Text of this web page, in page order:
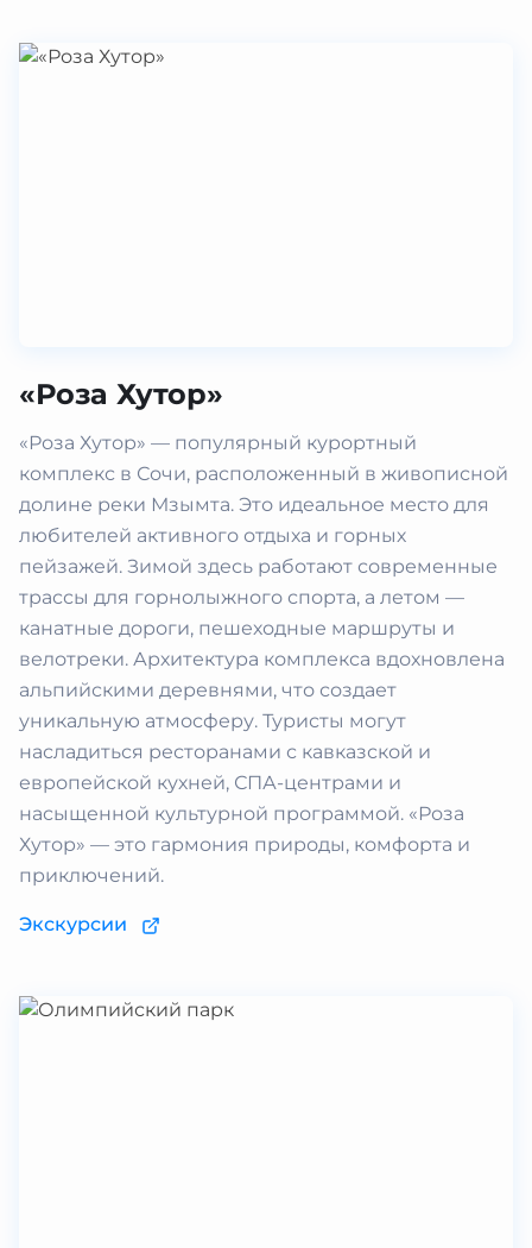
«Роза Хутор»
«Роза Хутор» — популярный курортный
комплекс в Сочи, расположенный в живописной
долине реки Мзымта. Это идеальное место для
любителей активного отдыха и горных
пейзажей. Зимой здесь работают современные
трассы для горнолыжного спорта, а летом —
канатные дороги, пешеходные маршруты и
велотреки. Архитектура комплекса вдохновлена
альпийскими деревнями, что создает
уникальную атмосферу. Туристы могут
насладиться ресторанами с кавказской и
европейской кухней, СПА-центрами и
насыщенной культурной программой. «Роза
Хутор» — это гармония природы, комфорта и
приключений.
Экскурсии